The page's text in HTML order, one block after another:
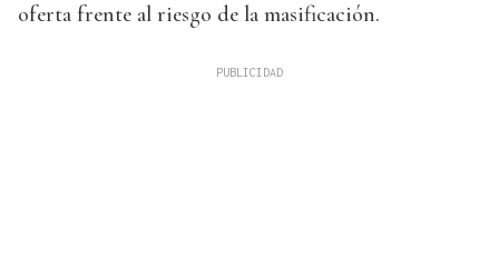
oferta frente al riesgo de la masificación.